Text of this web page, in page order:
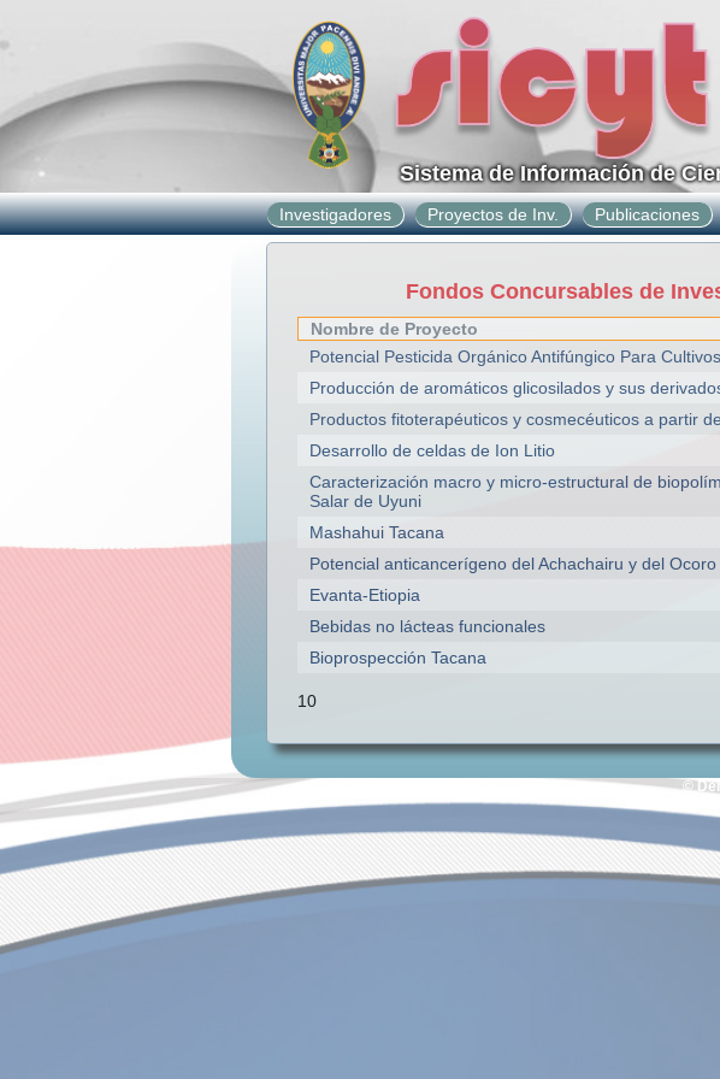
Sistema de Información de
Investigadores Proyectos de Inv. Publicaciones
Fondos Concursables de
Nombre de Proyecto
Potencial Pesticida Orgánico Antifúngico Para
Producción de aromáticos glicosilados y sus
Productos fitoterapéuticos y cosmecéuticos a partir
Desarrollo de celdas de Ion Litio
Caracterización macro y micro-estructural de
Salar de Uyuni
Mashahui Tacana
Potencial anticancerígeno del Achachairu y del Ocoro
Evanta-Etiopia
Bebidas no lácteas funcionales
Bioprospección Tacana
10
©